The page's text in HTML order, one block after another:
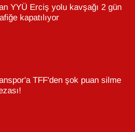
YYÜ Erciş yolu kavşağı 2 gün
kapatılıyor
TFF'den şok puan silme